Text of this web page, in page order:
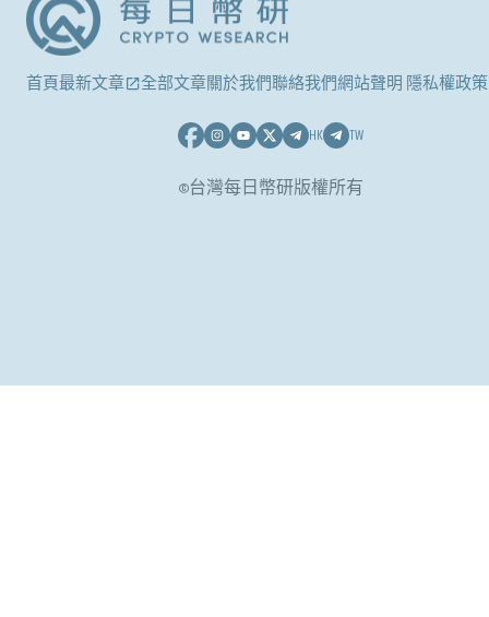
首頁最新文章 全部文章關於我們聯絡我們網站聲明 隱私權政策
HK TW
©台灣每日幣研版權所有